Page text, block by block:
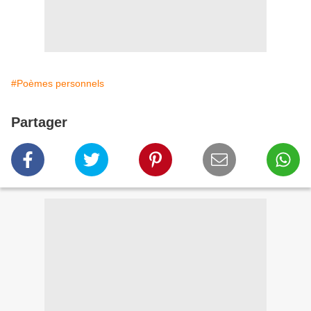
#Poèmes personnels
Partager